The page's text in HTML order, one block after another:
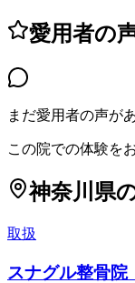
愛用者の
まだ愛用者の声が
この院での体験を
神奈川県
取扱
スナグル整骨